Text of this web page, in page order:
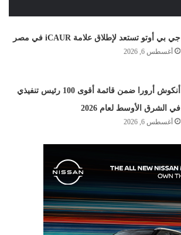
جي بي أوتو تستعد لإطلاق علامة iCAUR في مصر
أغسطس 6, 2026
أنكوش أرورا ضمن قائمة أقوى 100 رئيس تنفيذي
في الشرق الأوسط لعام 2026
أغسطس 6, 2026